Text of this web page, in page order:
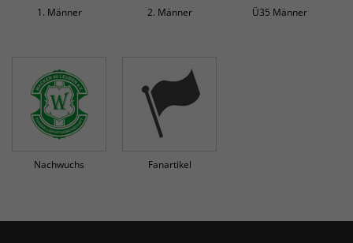
1. Männer 2. Männer Ü35 Männer
Nachwuchs Fanartikel